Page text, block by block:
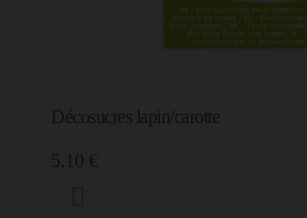
Décosucres lapin/carotte
5,10 €